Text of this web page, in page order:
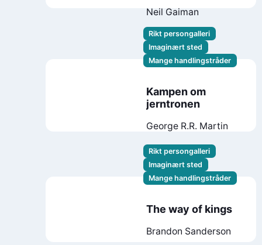
Neil Gaiman
Rikt persongalleri
Imaginært sted
Mange handlingstråder
Kampen om
jerntronen
George R.R. Martin
Rikt persongalleri
Imaginært sted
Mange handlingstråder
The way of kings
Brandon Sanderson